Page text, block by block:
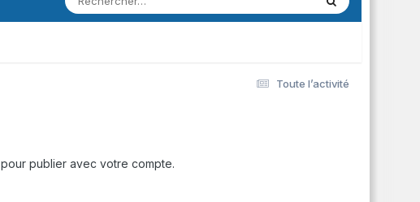
Toute l’activité
pour publier avec votre compte.